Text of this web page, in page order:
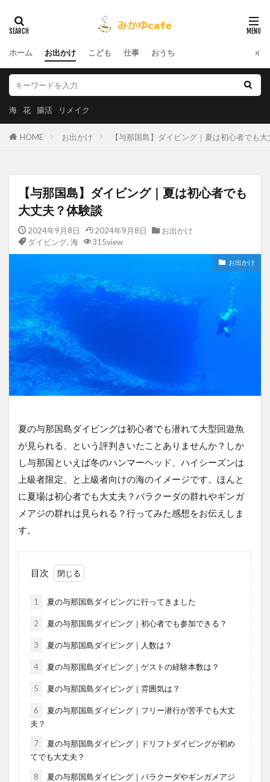
ホーム お出かけ こども 仕事 おうち
海 花 腸活 リメイク
HOME お出かけ 【与那国島】ダイビング｜夏は初心者でも
【与那国島】ダイビング｜夏は初心者でも
大丈夫？体験談
2024年9月8日 2024年9月8日
お出かけ
ダイビング, 海 315view
お出かけ
夏の与那国島ダイビングは初心者でも潜れて大型回遊魚
が見られる、という評判きいたことありませんか？しか
し与那国といえば冬のハンマーヘッド、ハイシーズンは
上級者限定、と上級者向けの海のイメージです。ほんと
に夏場は初心者でも大丈夫？バラクーダの群れやギンガ
メアジの群れは見られる？行ってみた感想をお伝えしま
す。
目次
1 夏の与那国島ダイビングに行ってきました
2 夏の与那国島ダイビング｜初心者でも参加できる？
3 夏の与那国島ダイビング｜人数は？
4 夏の与那国島ダイビング｜ゲストの経験本数は？
5 夏の与那国島ダイビング｜雰囲気は？
6
夏の与那国島ダイビング｜フリー潜行が苦手でも大丈
夫？
7
夏の与那国島ダイビング｜ドリフトダイビングが初め
てでも大丈夫？
8
夏の与那国島ダイビング｜バラクーダやギンガメアジ